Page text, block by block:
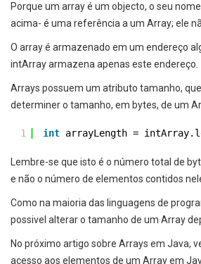
Porque um array é um objecto, o seu
acima- é uma referência a um Array; ele
O array é armazenado em um endereço
intArray armazena apenas este endereço.
Arrays possuem um atributo tamanho,
determiner o tamanho, em bytes, de um
1 int arrayLength =
Lembre-se que isto é o número total de
e não o número de elementos contidos
Como na maioria das linguagens de
possivel alterar o tamanho de um Array
No próximo artigo sobre Arrays em Java,
acesso aos elementos de um Array em